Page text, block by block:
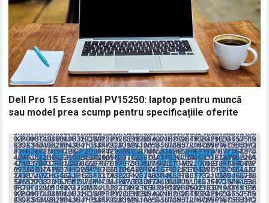
Dell Pro 15 Essential PV15250: laptop pentru muncă
sau model prea scump pentru specificațiile oferite